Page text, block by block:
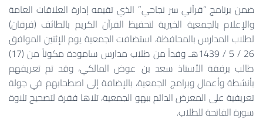
ضمن برنامج “قرآني سر نجاحي” الذي تقيمه إدارة العلاقات العامة
والإعلام بالجمعية الخيرية لتحفيظ القرآن الكريم بالطائف (فرقان)
لطلاب المدارس بالمحافظة، استضافت الجمعية يوم الإثنين الموافق
26 / 5 / 1439هـ وفداً من طلاب مدارس سامودة مكوناً من (17)
طالب برفقة الأستاذ سعد بن عوض المالكي، وقد تم تعريفهم
بأنشطة وأعمال وبرامج الجمعية، بالإضافة إلى اصطحابهم في جولة
تعريفية على المعرض الدائم ببهو الجمعية، تلاها فقرة لتصحيح تلاوة
سورة الفاتحة للطلاب.